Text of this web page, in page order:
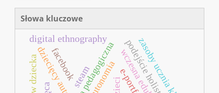
Słowa kluczowe
dziecięcy autorsteam podejście holistyczne
zasoby ucznia klasy 4
digital ethnography
facebook